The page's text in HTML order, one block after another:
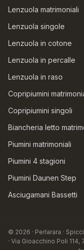
Lenzuola matrimoniali
Lenzuola singole
Lenzuola in cotone
Lenzuola in percalle
Lenzuola in raso
Copripiumini
Copripiumini singoli
Biancheria letto
Piumini matrimoniali
Piumini 4 stagioni
Piumini Daunen Step
Asciugamani Bassetti
© 2026 · Perlarara ·
· Via Gioacchino Poli 114,